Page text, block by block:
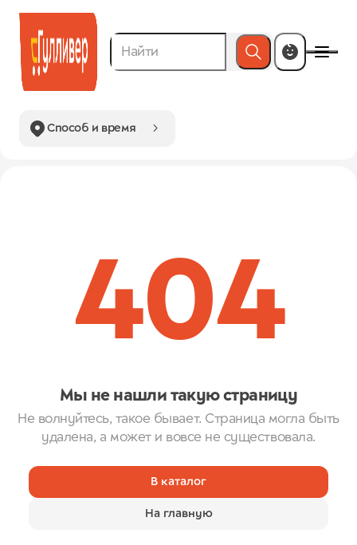
Способ и время
404
Мы не нашли такую страницу
Не волнуйтесь, такое бывает. Страница могла быть
удалена, а может и вовсе не существовала.
В каталог
На главную